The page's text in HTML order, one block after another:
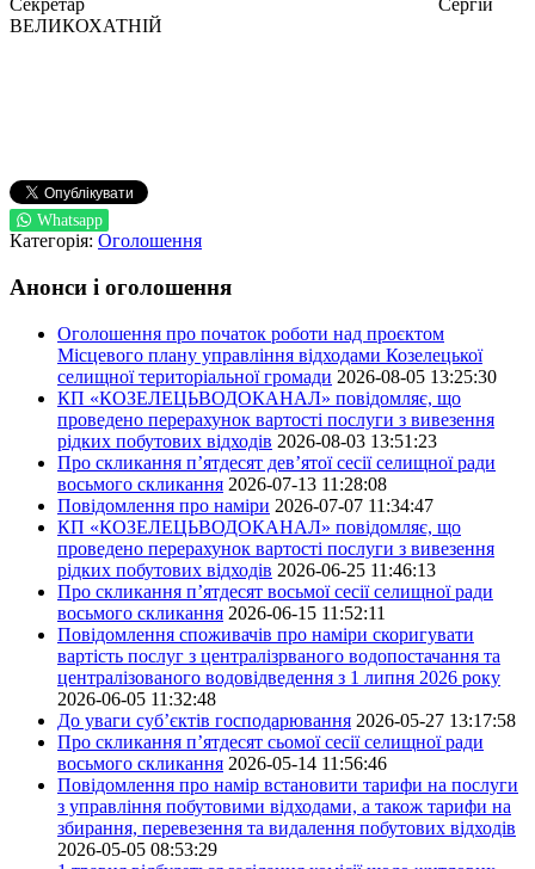
Секретар Сергій
ВЕЛИКОХАТНІЙ
Whatsapp
Категорія: Оголошення
Анонси і оголошення
Оголошення про початок роботи над проєктом
Місцевого плану управління відходами Козелецької
селищної територіальної громади 2026-08-05 13:25:30
КП «КОЗЕЛЕЦЬВОДОКАНАЛ» повідомляє, що
проведено перерахунок вартості послуги з вивезення
рідких побутових відходів 2026-08-03 13:51:23
Про скликання п’ятдесят дев’ятої сесії селищної ради
восьмого скликання 2026-07-13 11:28:08
Повідомлення про наміри 2026-07-07 11:34:47
КП «КОЗЕЛЕЦЬВОДОКАНАЛ» повідомляє, що
проведено перерахунок вартості послуги з вивезення
рідких побутових відходів 2026-06-25 11:46:13
Про скликання п’ятдесят восьмої сесії селищної ради
восьмого скликання 2026-06-15 11:52:11
Повідомлення споживачів про наміри скоригувати
вартість послуг з централізрваного водопостачання та
централізованого водовідведення з 1 липня 2026 року
2026-06-05 11:32:48
До уваги суб’єктів господарювання 2026-05-27 13:17:58
Про скликання п’ятдесят сьомої сесії селищної ради
восьмого скликання 2026-05-14 11:56:46
Повідомлення про намір встановити тарифи на послуги
з управління побутовими відходами, а також тарифи на
збирання, перевезення та видалення побутових відходів
2026-05-05 08:53:29